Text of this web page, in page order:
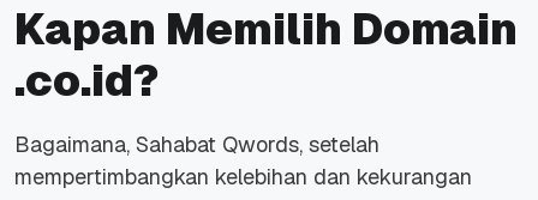
Kapan Memilih Domain
.co.id?
Bagaimana, Sahabat Qwords, setelah
mempertimbangkan kelebihan dan kekurangan